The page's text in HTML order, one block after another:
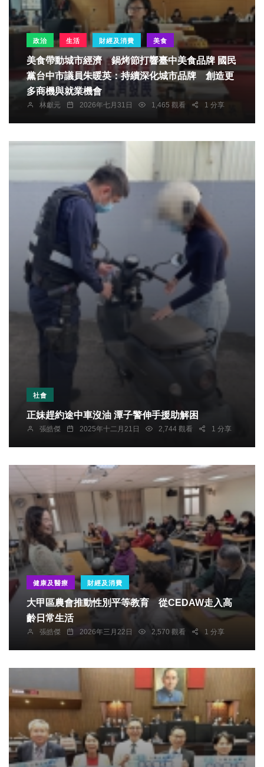
政治 生活 財經及消費 美食
美食帶動城市經濟 鍋烤節打響臺中美食品牌 國民
黨台中市議員朱暖英：持續深化城市品牌 創造更
多商機與就業機會
林獻元 2026年七月31日 1,465 觀看 1 分享
社會
正妹趕約途中車沒油 潭子警伸手援助解困
張皓傑 2025年十二月21日 2,744 觀看 1 分享
健康及醫療 財經及消費
大甲區農會推動性別平等教育 從CEDAW走入高
齡日常生活
張皓傑 2026年三月22日 2,570 觀看 1 分享